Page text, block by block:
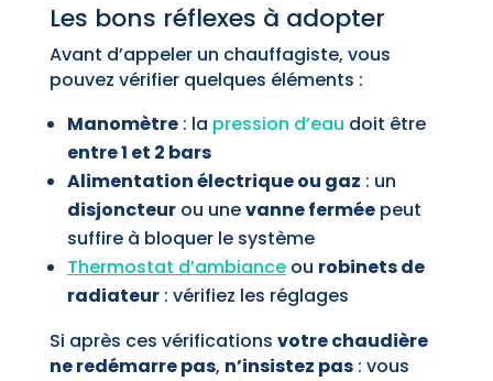
Les bons réflexes à adopter
Avant d’appeler un chauffagiste, vous
pouvez vérifier quelques éléments :
Manomètre: la pression d’eau doit être
entre 1 et 2 bars
Alimentation électrique ou gaz : un
disjoncteurou unevanne ferméepeut
suffire à bloquer le système
Thermostat d’ambianceou robinets de
radiateur: vérifiez les réglages
Si après ces vérifications votre chaudière
ne redémarre pas, n’insistez pas: vous